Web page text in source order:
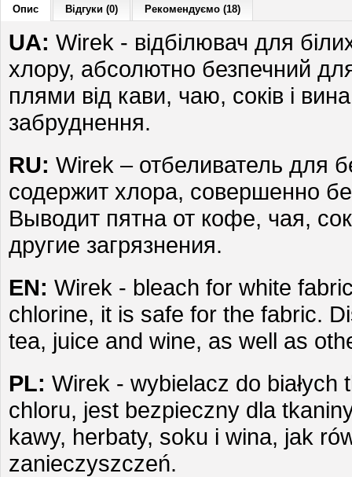
Опис Відгуки (0) Рекомендуємо (18)
UA: Wirek - відбілювач для
хлору, абсолютно безпечний
плями від кави, чаю, соків і
забруднення.
RU: Wirek – отбеливатель для
содержит хлора, совершенно
Выводит пятна от кофе, чая,
другие загрязнения.
EN: Wirek - bleach for white
chlorine, it is safe for the fabric.
tea, juice and wine, as well as
PL: Wirek - wybielacz do białych
chloru, jest bezpieczny dla
kawy, herbaty, soku i wina, jak
zanieczyszczeń.